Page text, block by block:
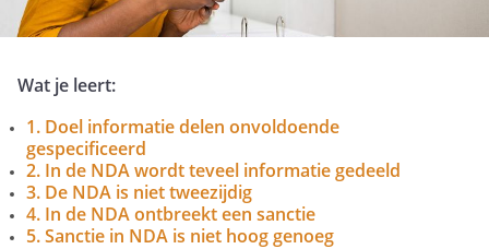
Wat je leert:
1. Doel informatie delen onvoldoende
gespecificeerd
2. In de NDA wordt teveel informatie gedeeld
3. De NDA is niet tweezijdig
4. In de NDA ontbreekt een sanctie
5. Sanctie in NDA is niet hoog genoeg